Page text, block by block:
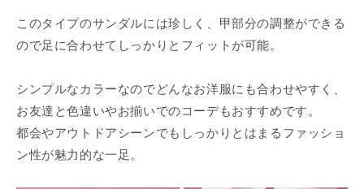
このタイプのサンダルには珍しく、甲部分の調整ができる
ので足に合わせてしっかりとフィットが可能。
シンプルなカラーなのでどんなお洋服にも合わせやすく、
お友達と色違いやお揃いでのコーデもおすすめです。
都会やアウトドアシーンでもしっかりとはまるファッショ
ン性が魅力的な一足。